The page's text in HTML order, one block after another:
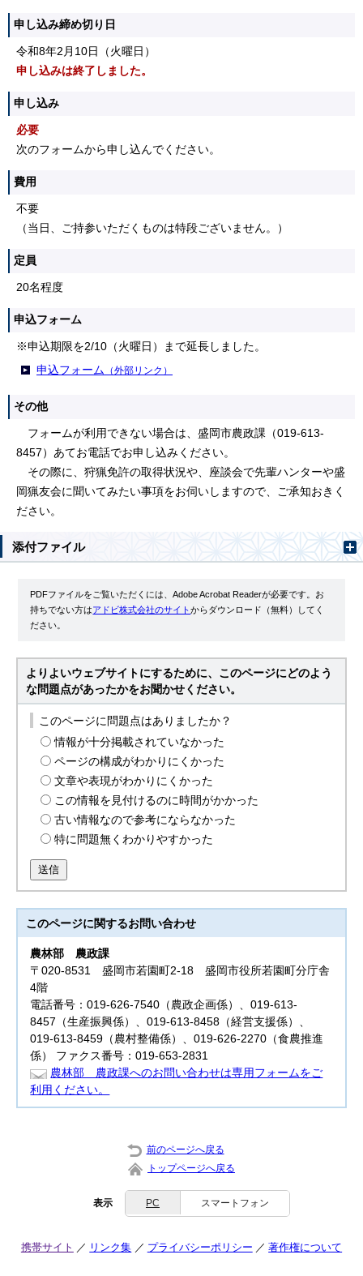
申し込み締め切り日
令和8年2月10日（火曜日）
申し込みは終了しました。
申し込み
必要
次のフォームから申し込んでください。
費用
不要
（当日、ご持参いただくものは特段ございません。）
定員
20名程度
申込フォーム
※申込期限を2/10（火曜日）まで延長しました。
申込フォーム （外部リンク）
その他
フォームが利用できない場合は、盛岡市農政課（019-613-
8457）あてお電話でお申し込みください。
その際に、狩猟免許の取得状況や、座談会で先輩ハンターや盛
岡猟友会に聞いてみたい事項をお伺いしますので、ご承知おきく
ださい。
添付ファイル
PDFファイルをご覧いただくには、Adobe Acrobat Readerが必要です。お
持ちでない方はアドビ株式会社のサイトからダウンロード（無料）してく
ださい。
よりよいウェブサイトにするために、このページにどのよう
な問題点があったかをお聞かせください。
このページに問題点はありましたか？
情報が十分掲載されていなかった
ページの構成がわかりにくかった
文章や表現がわかりにくかった
この情報を見付けるのに時間がかかった
古い情報なので参考にならなかった
特に問題無くわかりやすかった
送信
このページに関するお問い合わせ
農林部 農政課
〒020-8531 盛岡市若園町2-18 盛岡市役所若園町分庁舎
4階
電話番号：019-626-7540（農政企画係）、019-613-
8457（生産振興係）、019-613-8458（経営支援係）、
019-613-8459（農村整備係）、019-626-2270（食農推進
係） ファクス番号：019-653-2831
農林部 農政課へのお問い合わせは専用フォームをご
利用ください。
前のページへ戻る
トップページへ戻る
表示 PC スマートフォン
携帯サイト リンク集 プライバシーポリシー 著作権について